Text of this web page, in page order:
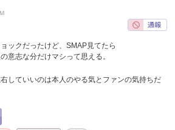
ックだったけど、SMAP見てたら
意志な分だけマシって思える。
していいのは本人のやる気とファンの気持ちだ